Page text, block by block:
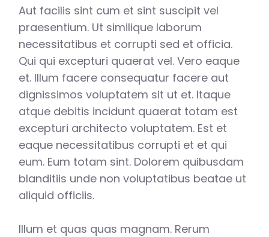
Aut facilis sint cum et sint suscipit vel
praesentium. Ut similique laborum
necessitatibus et corrupti sed et officia.
Qui qui excepturi quaerat vel. Vero eaque
et. Illum facere consequatur facere aut
dignissimos voluptatem sit ut et. Itaque
atque debitis incidunt quaerat totam est
excepturi architecto voluptatem. Est et
eaque necessitatibus corrupti et et qui
eum. Eum totam sint. Dolorem quibusdam
blanditiis unde non voluptatibus beatae ut
aliquid officiis.
Illum et quas quas magnam. Rerum